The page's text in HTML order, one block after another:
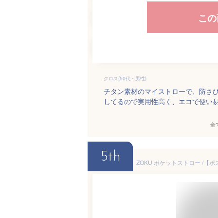
こ
クロス(50代・男性)
チタン素材のマイストローで、防さ
してるので実用性高く、エコで使い
全
5th